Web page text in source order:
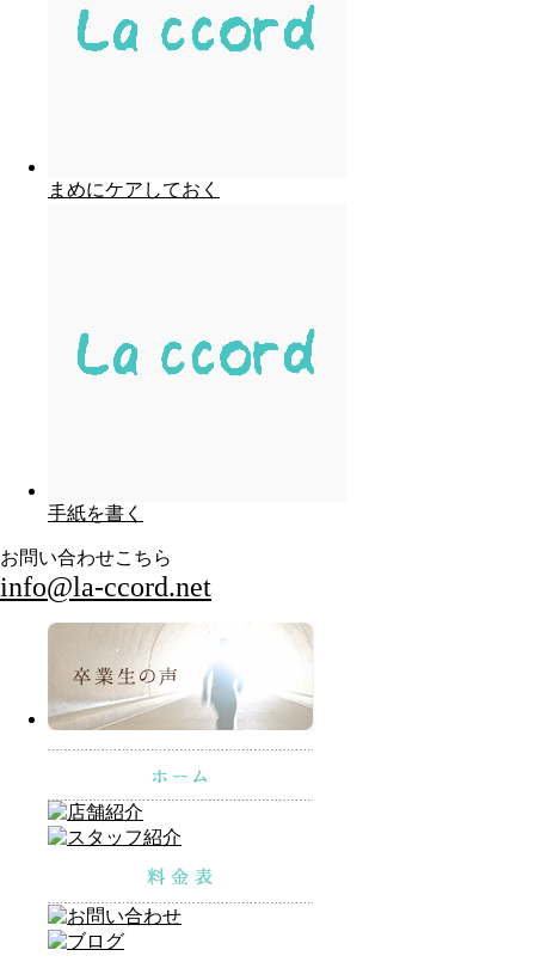
まめにケアしておく
手紙を書く
お問い合わせこちら
info@la-ccord.net